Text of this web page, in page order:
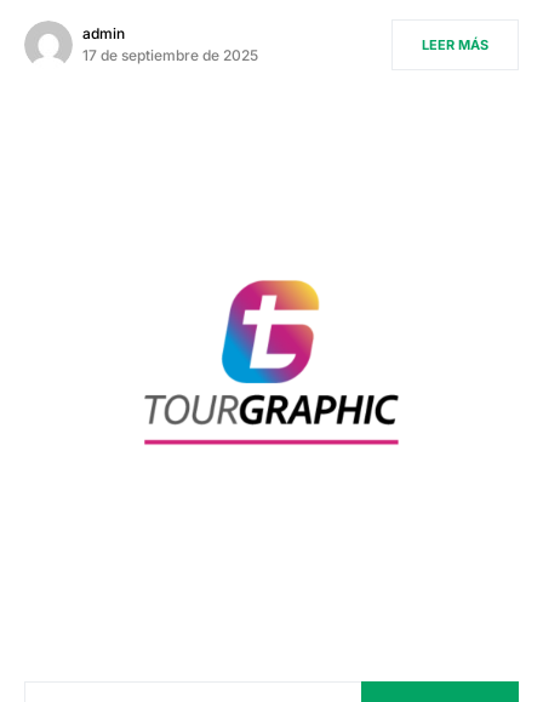
admin
17 de septiembre de 2025
LEER MÁS